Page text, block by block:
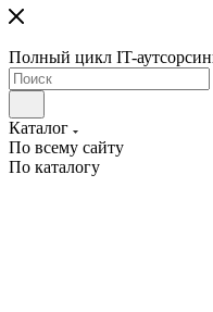
Полный цикл IT-
Каталог
По всему сайту
По каталогу